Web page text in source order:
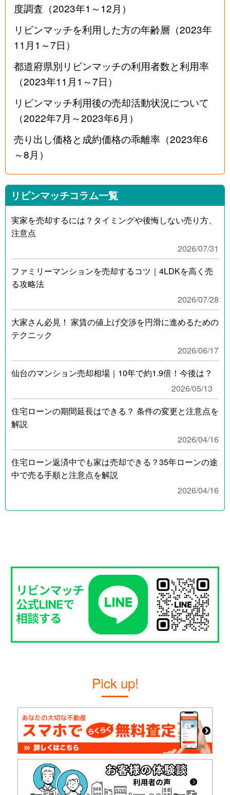
度調査（2023年1～12月）
リビンマッチを利用した方の年齢層（2023年
11月1～7日）
都道府県別リビンマッチの利用者数と利用率
（2023年11月1～7日）
リビンマッチ利用後の売却活動状況について
（2022年7月～2023年6月）
売り出し価格と成約価格の乖離率（2023年6
～8月）
リビンマッチコラム一覧
実家を売却するには？タイミングや後悔しない売り方、
注意点
2026/07/31
ファミリーマンションを売却するコツ｜4LDKを高く売
る攻略法
2026/07/28
大家さん必見！ 家賃の値上げ交渉を円滑に進めるための
テクニック
2026/06/17
仙台のマンション売却相場｜10年で約1.9倍！今後は？
2026/05/13
住宅ローンの期間延長はできる？ 条件の変更と注意点を
解説
2026/04/16
住宅ローン返済中でも家は売却できる？35年ローンの途
中で売る手順と注意点を解説
2026/04/16
Pick up!